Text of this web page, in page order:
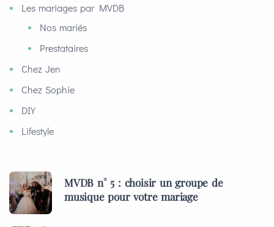
Les mariages par MVDB
Nos mariés
Prestataires
Chez Jen
Chez Sophie
DIY
Lifestyle
MVDB n° 5 : choisir un groupe de
musique pour votre mariage